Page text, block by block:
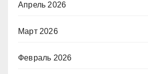
Апрель 2026
Март 2026
Февраль 2026